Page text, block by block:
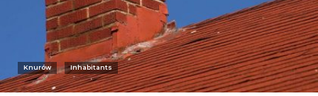
Knurów Inhabitants